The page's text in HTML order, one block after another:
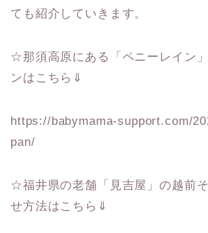
ても紹介していきます。
☆那須高原にある「ペニーレイン
ンはこちら⇓
https://babymama-support.com/
pan/
☆福井県の老舗「見吉屋」の越前
せ方法はこちら⇓